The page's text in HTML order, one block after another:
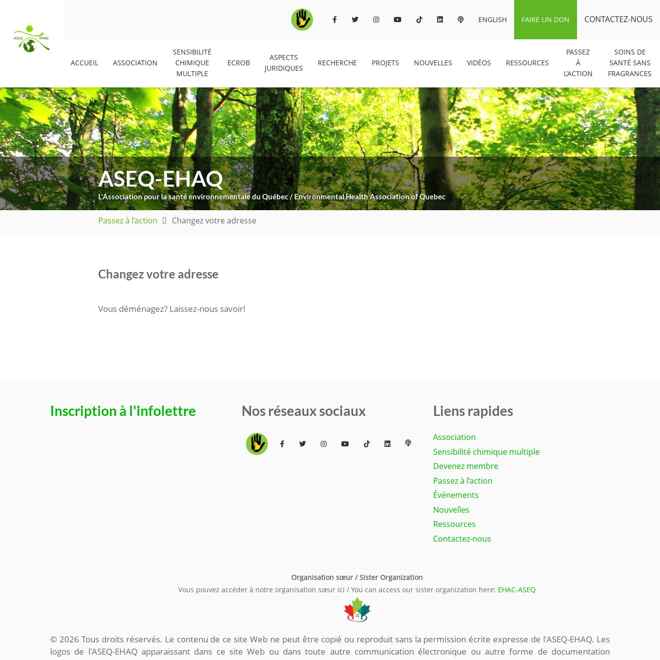
ENGLISH FAIRE UN DON CONTACTEZ-NOUS
ACCUEIL ASSOCIATION
SENSIBILITÉ
CHIMIQUE
MULTIPLE
ECROB
ASPECTS
JURIDIQUES
RECHERCHE PROJETS NOUVELLES VIDÉOS RESSOURCES
PASSEZ
À
L’ACTION
SOINS DE
SANTÉ SANS
FRAGRANCES
ASEQ-EHAQ
L'Association pour la santé environnementale du Québec / Environmental Health Association of Quebec
Passez à l’action Changez votre adresse
Changez votre adresse
Vous déménagez? Laissez-nous savoir!
Inscription à l'infolettre Nos réseaux sociaux Liens rapides
Association
Sensibilité chimique multiple
Devenez membre
Passez à l’action
Événements
Nouvelles
Ressources
Contactez-nous
Organisation sœur / Sister Organization
Vous pouvez accéder à notre organisation sœur ici / You can access our sister organization here: EHAC-ASEQ
© 2026 Tous droits réservés. Le contenu de ce site Web ne peut être copié ou reproduit sans la permission écrite expresse de l'ASEQ-EHAQ. Les
logos de l'ASEQ-EHAQ apparaissant dans ce site Web ou dans toute autre communication électronique ou autre forme de documentation